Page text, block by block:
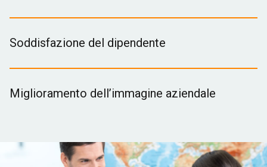
Soddisfazione del dipendente
Miglioramento dell’immagine aziendale